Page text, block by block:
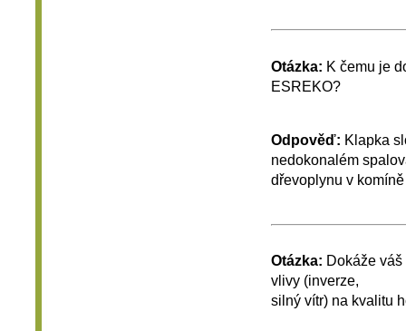
Otázka: K čemu je
ESREKO?
Odpověď: Klapka
nedokonalém
dřevoplynu v
Otázka: Dokáže
vlivy (inverze,
silný vítr) na kvalitu